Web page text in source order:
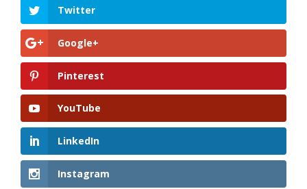
Twitter
Google+
Pinterest
YouTube
LinkedIn
Instagram